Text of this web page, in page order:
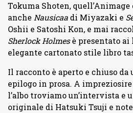
Tokuma Shoten,
anche Nausicaa di Miyazaki e
Oshii e Satoshi Kon, e mai
Sherlock Holmesè presentato
elegante cartonato stile libro
Il racconto è aperto e chiuso da
epilogo in prosa. A
l’albo troviamo un’intervista e
originale di Hatsuki Tsuji e